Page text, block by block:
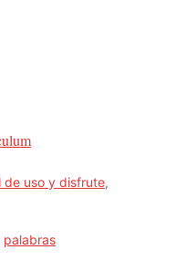
de uso y disfrute,
palabras